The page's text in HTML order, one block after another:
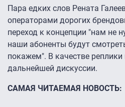
Пара едких слов Рената
операторами дорогих
переход к концепции "нам не
наши абоненты будут
покажем". В качестве
дальнейшей дискуссии.
САМАЯ ЧИТАЕМАЯ НОВОСТЬ: